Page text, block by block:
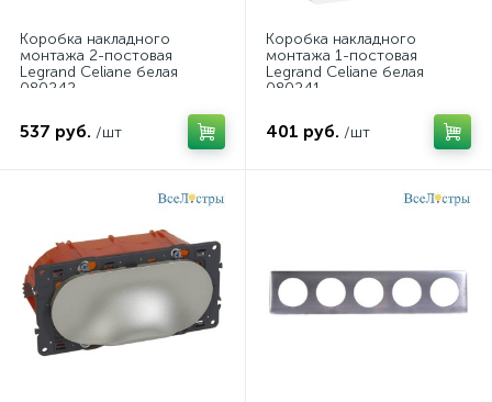
Коробка накладного
монтажа 2-постовая
Legrand Celiane белая
080242
537 руб. /шт
Коробка накладного
монтажа 1-постовая
Legrand Celiane белая
080241
401 руб. /шт